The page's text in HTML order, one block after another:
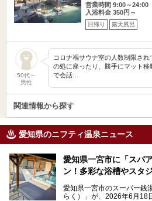
営業時間 9:00～24:00
入浴料金 350円～
日帰り 露天風呂
50代～
男性
コロナ禍サウナ室の人数制限さ
の処に座ったり、勝手にマット
で会話…
関連情報から探す
愛知県のニフティ温泉ニュース
愛知県一宮市に「スパ
ン！多彩な浴槽やスタ
愛知県一宮市のスーパー銭
らく）」が、2026年6月18